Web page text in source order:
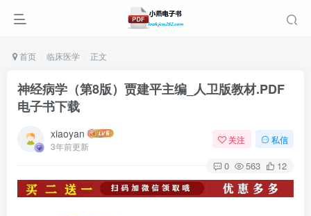
首页 临床医学 正文
神经病学（第8版）贾建平主编_人卫版教材.PDF
电子书下载
xiaoyan
3年前更新
关注 私信
0 563 12